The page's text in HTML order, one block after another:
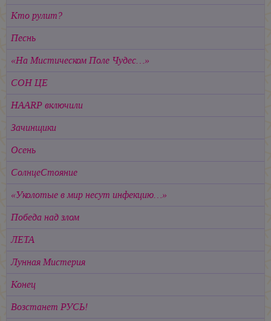
Кто рулит?
Песнь
«На Мистическом Поле Чудес…»
СОН ЦЕ
HAARP включили
Зачинщики
Осень
СолнцеСтояние
«Уколотые в мир несут инфекцию…»
Победа над злом
ЛЕТА
Лунная Мистерия
Конец
Возстанет РУСЬ!